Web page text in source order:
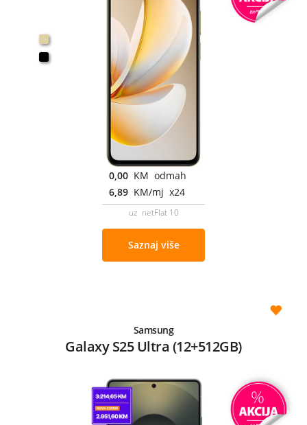
0,00 KM odmah
6,89 KM/mj x24
uz netFlat 10
Saznaj više
Samsung
Galaxy S25 Ultra (12+512GB)